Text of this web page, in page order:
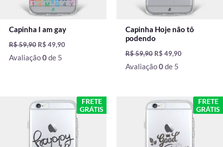
Capinha I am gay
R$59,90 R$ 49,90
Avaliação0de 5
Capinha Hoje não tô
podendo
R$59,90 R$ 49,90
Avaliação0de 5
FRETE
GRÁTIS
O
preço
era:
R$ 59,90.
O
preço
atual
R$ 49,90.
FRETE
GRÁTIS
O
preço
era:
R$ 59,90.
O
preço
atual